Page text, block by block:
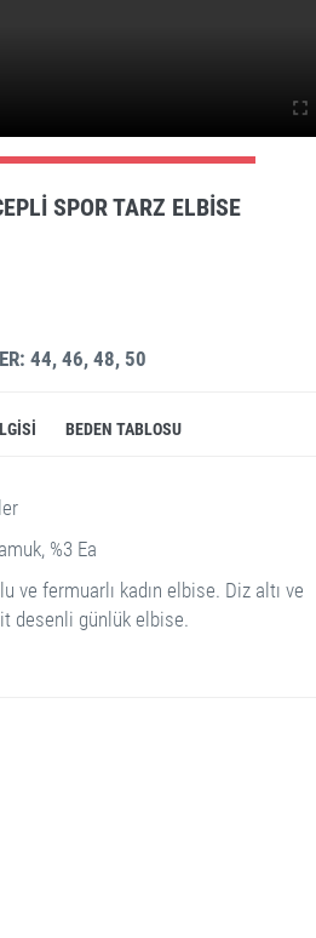
SPOR TARZ ELBISE
44, 46, 48, 50
BEDEN TABLOSU
%3 Ea
ve fermuarlı kadın elbise. Diz altı ve
desenli günlük elbise.